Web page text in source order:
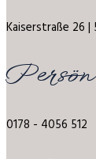
Kaiserstraße 26 |
0178 - 4056 512